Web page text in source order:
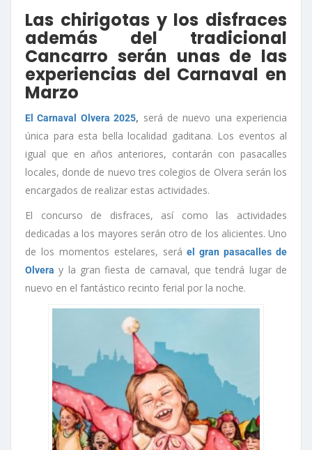
Las chirigotas y los disfraces
además del tradicional
Cancarro serán unas de las
experiencias del Carnaval en
Marzo
El Carnaval Olvera 2025, será de nuevo una experiencia
única para esta bella localidad gaditana. Los eventos al
igual que en años anteriores, contarán con pasacalles
locales, donde de nuevo tres colegios de Olvera serán los
encargados de realizar estas actividades.
El concurso de disfraces, así como las actividades
dedicadas a los mayores serán otro de los alicientes. Uno
de los momentos estelares, seráel gran pasacalles de
Olvera y la gran fiesta de carnaval, que tendrá lugar de
nuevo en el fantástico recinto ferial por la noche.